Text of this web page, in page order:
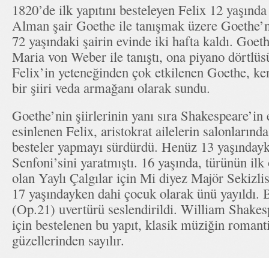
1820’de ilk yapıtını besteleyen Felix 12
Alman şair Goethe ile tanışmak üzere
72 yaşındaki şairin evinde iki hafta kaldı.
Maria von Weber ile tanıştı, ona piyano
Felix’in yeteneğinden çok etkilenen Goethe,
bir şiiri veda armağanı olarak sundu.
Goethe’nin şiirlerinin yanı sıra
esinlenen Felix, aristokrat ailelerin
besteler yapmayı sürdürdü. Henüz 13
Senfoni’sini yaratmıştı. 16 yaşında, türünün
olan Yaylı Çalgılar için Mi diyez Majör
17 yaşındayken dahi çocuk olarak ünü yayıldı.
(Op.21) uvertürü seslendirildi. William
için bestelenen bu yapıt, klasik müziğin
güzellerinden sayılır.